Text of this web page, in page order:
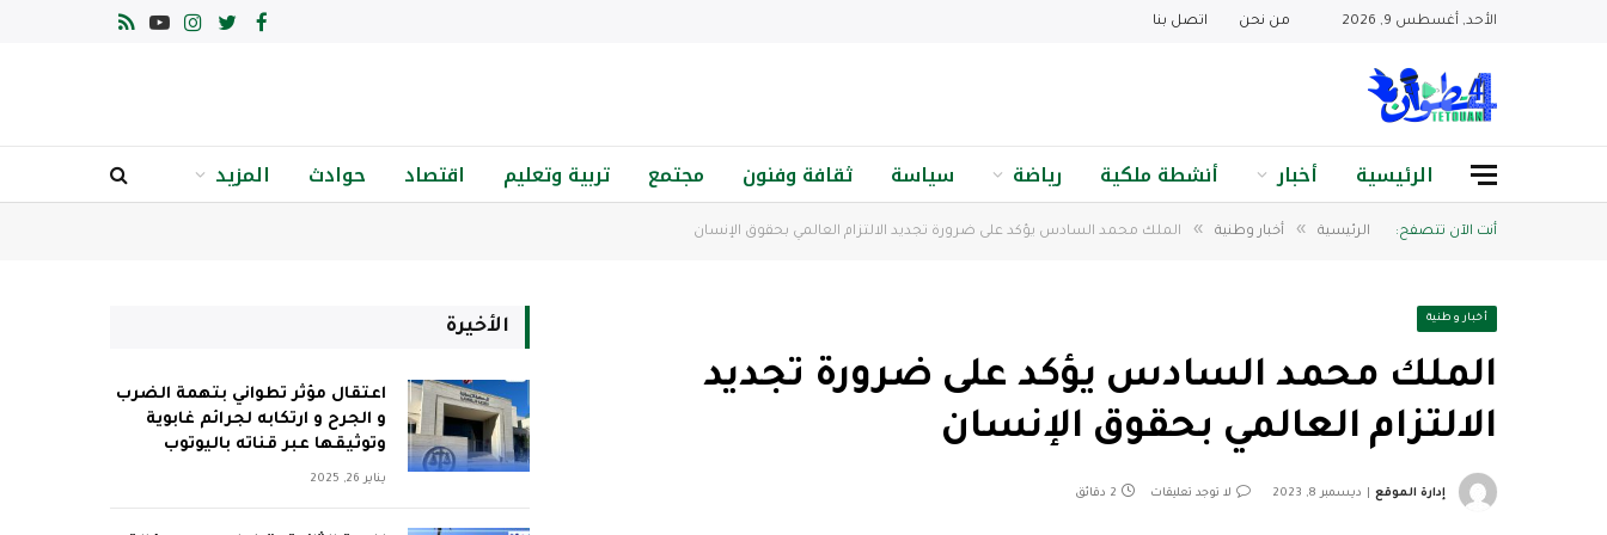
الأحد, أغسطس 9, 2026 من نحن اتصل بنا
فيسبوك
تويتر الانستغرام
يوتيوبRSS
الرئيسية أخبار أنشطة ملكية رياضة سياسة ثقافة وفنون مجتمع تربية وتعليم اقتصاد حوادث المزيد
أنت الآن تتصفح: الرئيسية » أخبار وطنية » الملك محمد السادس يؤكد على ضرورة تجديد الالتزام العالمي بحقوق الإنسان
أخبار وطنية
الملك محمد السادس يؤكد على ضرورة تجديد
الالتزام العالمي بحقوق الإنسان
إدارة الموقع ديسمبر 8, 2023 لا توجد تعليقات 2 دقائق
الأخيرة
اعتقال مؤثر تطواني بتهمة الضرب
و الجرح و ارتكابه لجرائم غابوية
وتوثيقها عبر قناته باليوتوب
يناير 26, 2025